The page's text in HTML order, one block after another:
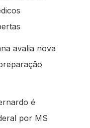
avalia nova
é
por MS